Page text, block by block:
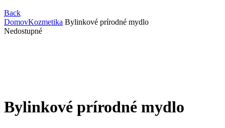
Back
DomovKozmetika Bylinkové prírodné mydlo
Nedostupné
Bylinkové prírodné mydlo